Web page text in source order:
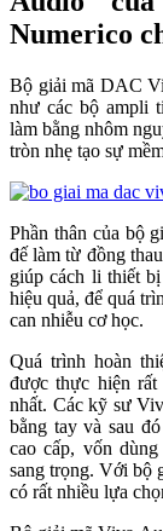
Numerico
Bộ giải mã DAC
như các bộ ampli
làm bằng nhôm
tròn nhẹ tạo sự
Phần thân của bộ
đế làm từ đồng
giúp cách li thiết
hiệu quả, để quá
can nhiễu cơ học.
Quá trình hoàn
được thực hiện
nhất. Các kỹ sư
bằng tay và sau
cao cấp, vốn
sang trọng. Với bộ
có rất nhiều lựa